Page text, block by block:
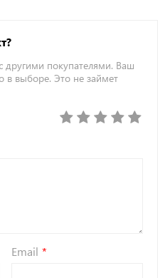
другими покупателями. Ваш
выборе. Это не займет
Email